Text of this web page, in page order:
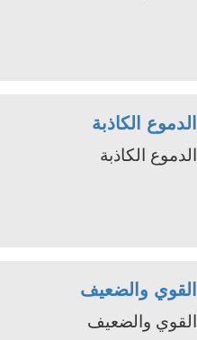
الدموع الكاذبة
الدموع الكاذبة
القوي والضعيف
القوي والضعيف